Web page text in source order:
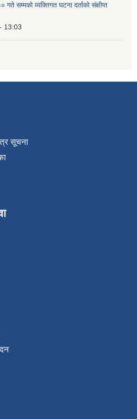
सम्मको व्यक्तिगत घटना दर्ताको संक्षीप्त
13:03
सूचना